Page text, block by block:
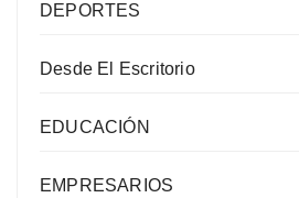
DEPORTES
Desde El Escritorio
EDUCACIÓN
EMPRESARIOS